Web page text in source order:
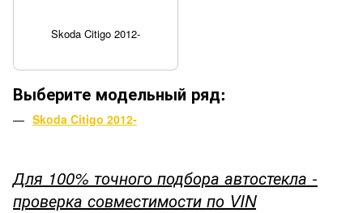
Выберите модельный ряд:
Skoda Citigo 2012-
Для 100% точного подбора автостекла -
проверка совместимости по VIN
Skoda Citigo 2012-